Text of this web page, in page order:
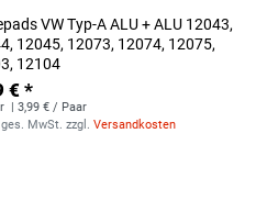
VW Typ-A ALU + ALU 12043,
12045, 12073, 12074, 12075,
12104
€ *
| 3,99 € / Paar
MwSt. zzgl.Versandkosten